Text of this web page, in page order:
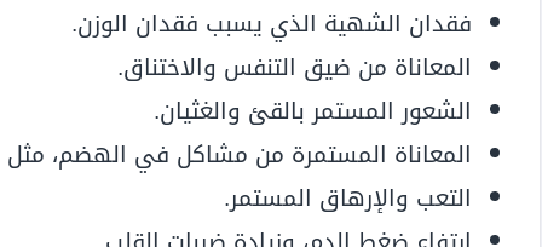
فقدان الشهية الذي يسبب فقدان الوزن.
المعاناة من ضيق التنفس والاختناق.
الشعور المستمر بالقئ والغثيان.
المعاناة المستمرة من مشاكل في الهضم،
التعب والإرهاق المستمر.